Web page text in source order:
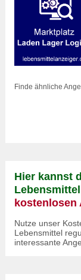
Finde ähnliche
Hier kannst
kostenlosen
Nutze unser
Lebensmittel
interessante